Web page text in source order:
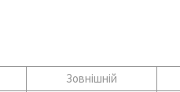
Зовнішній